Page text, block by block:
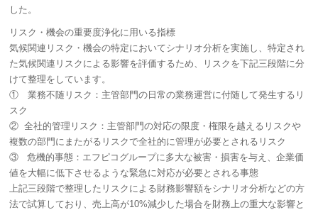
した。
リスク・機会の重要度浄化に用いる指標
気候関連リスク・機会の特定においてシナリオ分析を実施し、特定され
た気候関連リスクによる影響を評価するため、リスクを下記三段階に分
けて整理をしています。
① 業務不随リスク：主管部門の日常の業務運営に付随して発生するリ
スク
② 全社的管理リスク：主管部門の対応の限度・権限を越えるリスクや
複数の部門にまたがるリスクで全社的に管理が必要とされるリスク
③ 危機的事態：エフピコグループに多大な被害・損害を与え、企業価
値を大幅に低下させるような緊急に対応が必要とされる事態
上記三段階で整理したリスクによる財務影響額をシナリオ分析などの方
法で試算しており、売上高が10%減少した場合を財務上の重大な影響と